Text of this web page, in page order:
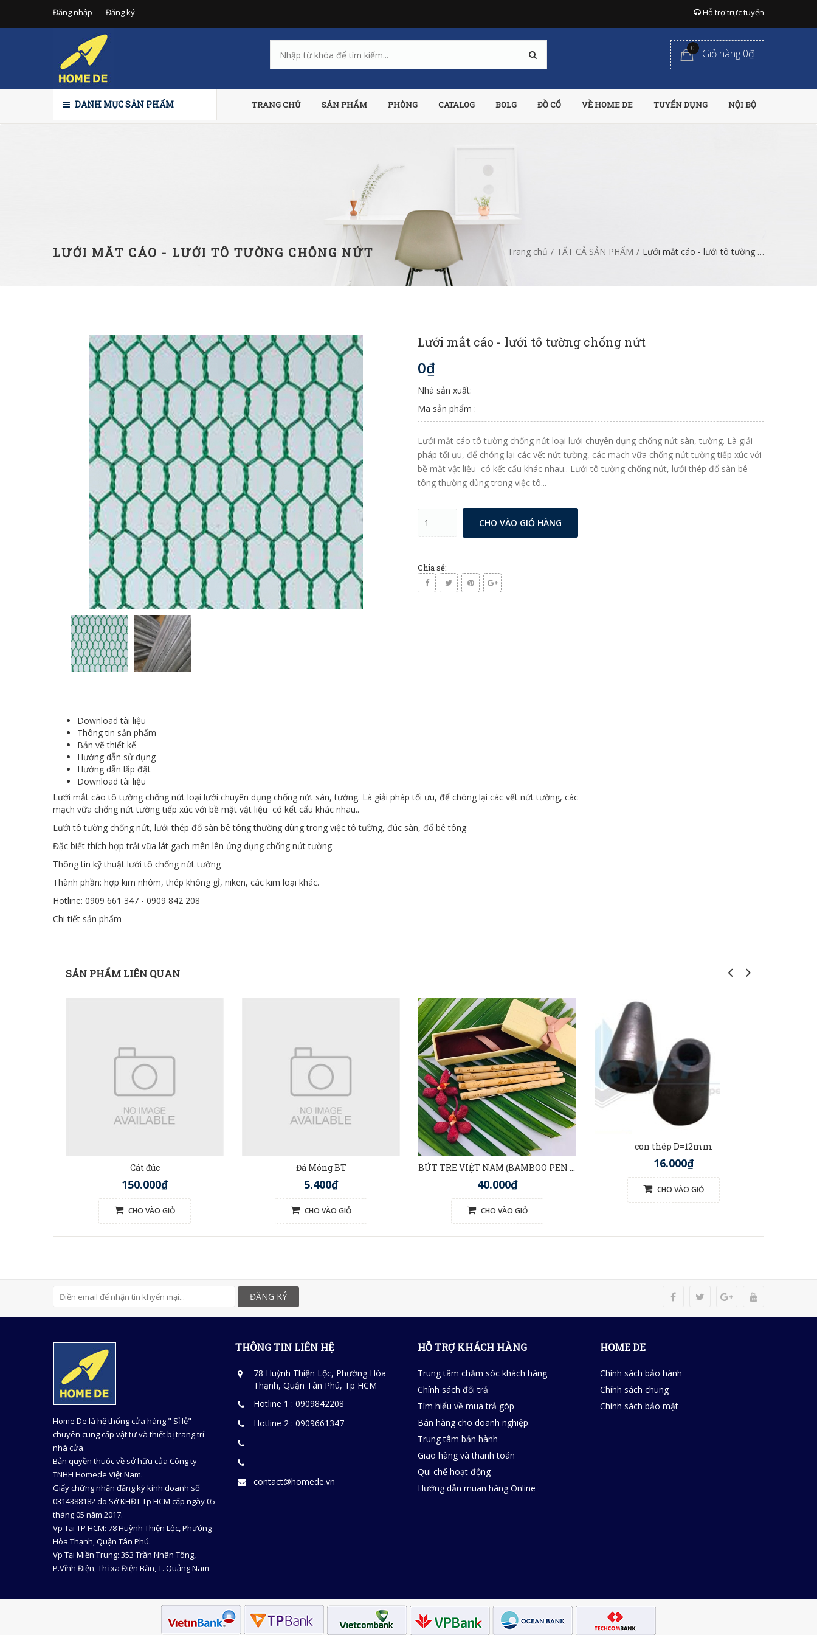
Đăng nhập Đăng ký Hỗ trợ trực tuyến
0 Giỏ hàng 0₫
DANH MỤC SẢN PHẨM TRANG CHỦ SẢN PHẨM PHÒNG CATALOG BOLG ĐỒ CỔ VỀ HOME DE TUYỂN DỤNG NỘI BỘ
LƯỚI MẮT CÁO - LƯỚI TÔ TƯỜNG CHỐNG NỨT Trang chủ / TẤT CẢ SẢN PHẨM / Lưới mắt cáo - lưới tô tường chống nứt
Lưới mắt cáo - lưới tô tường chống nứt
0₫
Nhà sản xuất:
Mã sản phẩm :
Lưới mắt cáo tô tường chống nứt loại lưới chuyên dụng chống nứt sàn, tường. Là giải
pháp tối ưu, để chóng lại các vết nứt tường, các mạch vữa chống nứt tường tiếp xúc với
bề mặt vật liệu có kết cấu khác nhau.. Lưới tô tường chống nứt, lưới thép đổ sàn bê
tông thường dùng trong việc tô...
CHO VÀO GIỎ HÀNG
Chia sẻ:
Download tài liệu
Thông tin sản phẩm
Bản vẽ thiết kế
Hướng dẫn sử dụng
Hướng dẫn lắp đặt
Download tài liệu
Lưới mắt cáo tô tường chống nứt loại lưới chuyên dụng chống nứt sàn, tường. Là giải pháp tối ưu, để chóng lại các vết nứt tường, các
mạch vữa chống nứt tường tiếp xúc với bề mặt vật liệu có kết cấu khác nhau..
Lưới tô tường chống nứt, lưới thép đổ sàn bê tông thường dùng trong việc tô tường, đúc sàn, đổ bê tông
Đặc biết thích hợp trải vữa lát gạch mên lên ứng dụng chống nứt tường
Thông tin kỹ thuật lưới tô chống nứt tường
Thành phần: hợp kim nhôm, thép không gỉ, niken, các kim loại khác.
Hotline: 0909 661 347 - 0909 842 208
Chi tiết sản phẩm
SẢN PHẨM LIÊN QUAN
Cát đúc
150.000₫
CHO VÀO GIỎ
Đá Móng BT
5.400₫
CHO VÀO GIỎ
BÚT TRE VIỆT NAM (BAMBOO PEN VIETNAM)
40.000₫
CHO VÀO GIỎ
con thép D=12mm
16.000₫
CHO VÀO GIỎ
ĐĂNG KÝ
Home De là hệ thống cửa hàng " Sỉ lẻ"
chuyên cung cấp vật tư và thiết bị trang trí
nhà cửa.
Bản quyền thuộc về sở hữu của Công ty
TNHH Homede Việt Nam.
Giấy chứng nhận đăng ký kinh doanh số
0314388182 do Sở KHĐT Tp HCM cấp ngày 05
tháng 05 năm 2017.
Vp Tại TP HCM: 78 Huỳnh Thiện Lộc, Phướng
Hòa Thạnh, Quận Tân Phú.
Vp Tại Miền Trung: 353 Trần Nhân Tông,
P.Vĩnh Điện, Thị xã Điện Bàn, T. Quảng Nam
THÔNG TIN LIÊN HỆ
78 Huỳnh Thiện Lộc, Phường Hòa
Thạnh, Quận Tân Phú, Tp HCM
Hotline 1 : 0909842208
Hotline 2 : 0909661347
contact@homede.vn
HỖ TRỢ KHÁCH HÀNG
Trung tâm chăm sóc khách hàng
Chính sách đổi trả
Tìm hiểu về mua trả góp
Bán hàng cho doanh nghiệp
Trung tâm bản hành
Giao hàng và thanh toán
Qui chế hoạt động
Hướng dẫn muan hàng Online
HOME DE
Chính sách bảo hành
Chính sách chung
Chính sách bảo mật